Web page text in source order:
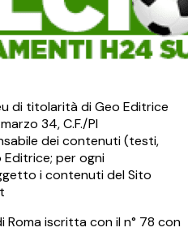
di titolarità di Geo Editrice
34, C.F./PI
dei contenuti (testi,
per ogni
i contenuti del Sito
Roma iscritta con il n° 78 con